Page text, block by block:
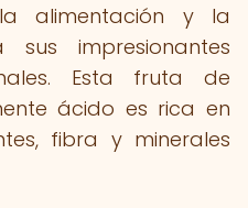
alimentación y la
impresionantes
Esta fruta de
ácido es rica en
fibra y minerales